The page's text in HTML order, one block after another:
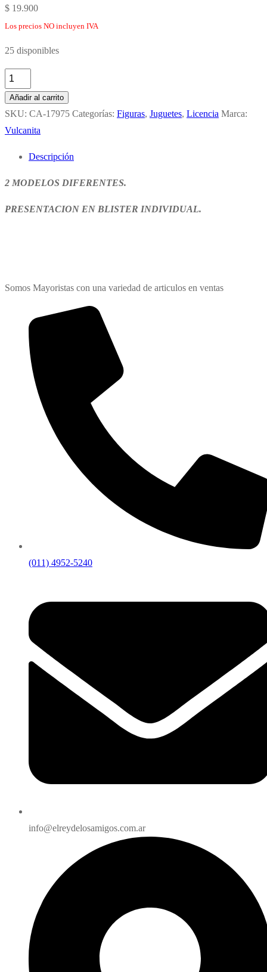
$ 19.900
Los precios NO incluyen IVA
25 disponibles
PACK
x
2
MINI
ACCESORIOS
Añadir al carrito
SKU: CA-17975 Categorías: Figuras, Juguetes, Licencia Marca:
Vulcanita
Descripción
2 MODELOS DIFERENTES.
PRESENTACION EN BLISTER INDIVIDUAL.
Somos Mayoristas con una variedad de articulos en ventas
(011) 4952-5240
info@elreydelosamigos.com.ar